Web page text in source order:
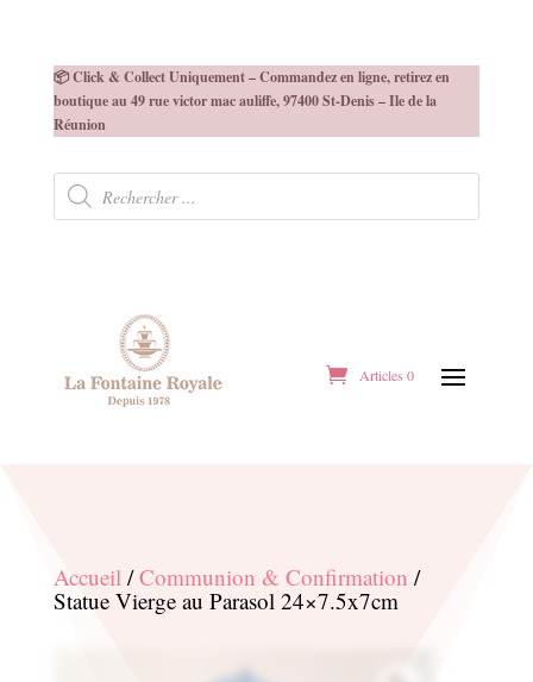
📦 Click & Collect Uniquement – Commandez en ligne, retirez en
boutique au 49 rue victor mac auliffe, 97400 St-Denis – Ile de la
Réunion
Recherche
produits
Articles 0
Accueil/Communion & Confirmation /
Statue Vierge au Parasol 24×7.5x7cm